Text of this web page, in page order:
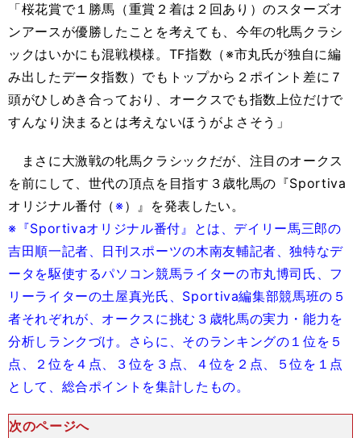
「桜花賞で１勝馬（重賞２着は２回あり）のスターズオ
ンアースが優勝したことを考えても、今年の牝馬クラシ
ックはいかにも混戦模様。TF指数（※市丸氏が独自に編
み出したデータ指数）でもトップから２ポイント差に７
頭がひしめき合っており、オークスでも指数上位だけで
すんなり決まるとは考えないほうがよさそう」
まさに大激戦の牝馬クラシックだが、注目のオークス
を前にして、世代の頂点を目指す３歳牝馬の『Sportiva
オリジナル番付（※）』を発表したい。
※『Sportivaオリジナル番付』とは、デイリー馬三郎の
吉田順一記者、日刊スポーツの木南友輔記者、独特なデ
ータを駆使するパソコン競馬ライターの市丸博司氏、フ
リーライターの土屋真光氏、Sportiva編集部競馬班の５
者それぞれが、オークスに挑む３歳牝馬の実力・能力を
分析しランクづけ。さらに、そのランキングの１位を５
点、２位を４点、３位を３点、４位を２点、５位を１点
として、総合ポイントを集計したもの。
次のページへ